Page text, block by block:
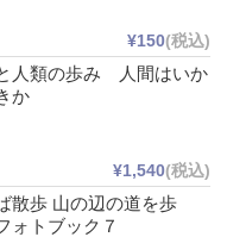
¥150(税込)
と人類の歩み 人間はいか
か
¥1,540(税込)
散歩 山の辺の道を歩
ォトブック７